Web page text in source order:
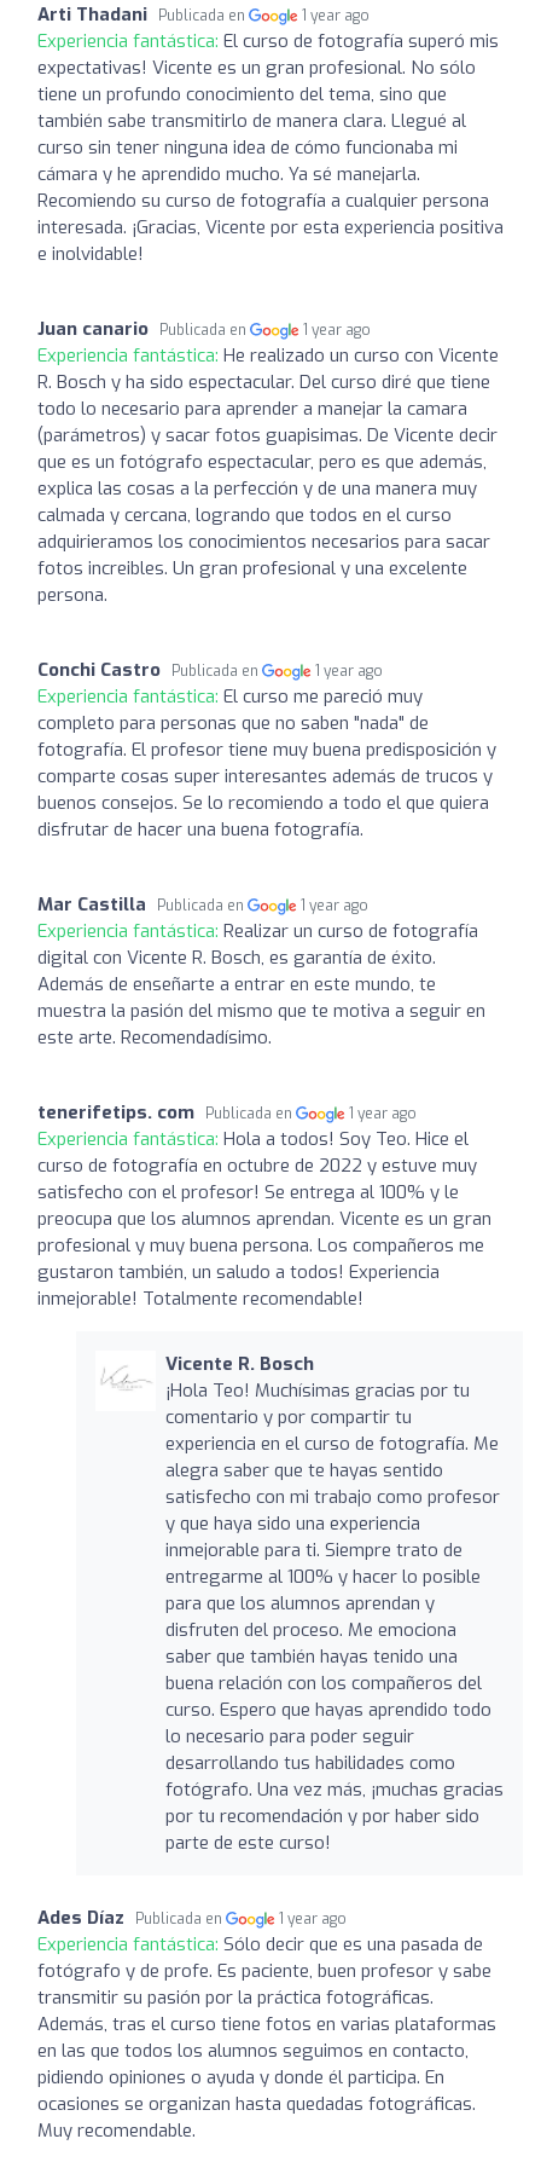
Arti Thadani Publicada en 1 year ago
Experiencia fantástica: El curso de fotografía superó mis
expectativas! Vicente es un gran profesional. No sólo
tiene un profundo conocimiento del tema, sino que
también sabe transmitirlo de manera clara. Llegué al
curso sin tener ninguna idea de cómo funcionaba mi
cámara y he aprendido mucho. Ya sé manejarla.
Recomiendo su curso de fotografía a cualquier persona
interesada. ¡Gracias, Vicente por esta experiencia positiva
e inolvidable!
Juan canario Publicada en 1 year ago
Experiencia fantástica: He realizado un curso con Vicente
R. Bosch y ha sido espectacular. Del curso diré que tiene
todo lo necesario para aprender a manejar la camara
(parámetros) y sacar fotos guapisimas. De Vicente decir
que es un fotógrafo espectacular, pero es que además,
explica las cosas a la perfección y de una manera muy
calmada y cercana, logrando que todos en el curso
adquirieramos los conocimientos necesarios para sacar
fotos increibles. Un gran profesional y una excelente
persona.
Conchi Castro Publicada en 1 year ago
Experiencia fantástica: El curso me pareció muy
completo para personas que no saben "nada" de
fotografía. El profesor tiene muy buena predisposición y
comparte cosas super interesantes además de trucos y
buenos consejos. Se lo recomiendo a todo el que quiera
disfrutar de hacer una buena fotografía.
Mar Castilla Publicada en 1 year ago
Experiencia fantástica: Realizar un curso de fotografía
digital con Vicente R. Bosch, es garantía de éxito.
Además de enseñarte a entrar en este mundo, te
muestra la pasión del mismo que te motiva a seguir en
este arte. Recomendadísimo.
tenerifetips. com Publicada en 1 year ago
Experiencia fantástica: Hola a todos! Soy Teo. Hice el
curso de fotografía en octubre de 2022 y estuve muy
satisfecho con el profesor! Se entrega al 100% y le
preocupa que los alumnos aprendan. Vicente es un gran
profesional y muy buena persona. Los compañeros me
gustaron también, un saludo a todos! Experiencia
inmejorable! Totalmente recomendable!
Vicente R. Bosch
¡Hola Teo! Muchísimas gracias por tu
comentario y por compartir tu
experiencia en el curso de fotografía. Me
alegra saber que te hayas sentido
satisfecho con mi trabajo como profesor
y que haya sido una experiencia
inmejorable para ti. Siempre trato de
entregarme al 100% y hacer lo posible
para que los alumnos aprendan y
disfruten del proceso. Me emociona
saber que también hayas tenido una
buena relación con los compañeros del
curso. Espero que hayas aprendido todo
lo necesario para poder seguir
desarrollando tus habilidades como
fotógrafo. Una vez más, ¡muchas gracias
por tu recomendación y por haber sido
parte de este curso!
Ades Díaz Publicada en 1 year ago
Experiencia fantástica: Sólo decir que es una pasada de
fotógrafo y de profe. Es paciente, buen profesor y sabe
transmitir su pasión por la práctica fotográficas.
Además, tras el curso tiene fotos en varias plataformas
en las que todos los alumnos seguimos en contacto,
pidiendo opiniones o ayuda y donde él participa. En
ocasiones se organizan hasta quedadas fotográficas.
Muy recomendable.